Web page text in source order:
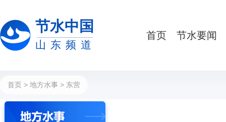
节水中国
山东频道
首页 节水要闻
首页 > 地方水事 > 东营